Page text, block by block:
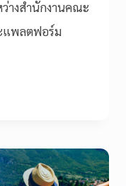
างสำนักงานคณะ
แพลตฟอร์ม